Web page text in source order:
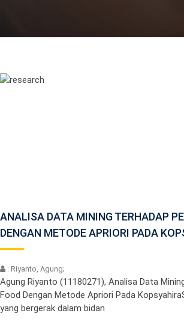
ANALISA DATA MINING TERHADAP
DENGAN METODE APRIORI PADA
: Riyanto, Agung;
Agung Riyanto (11180271), Analisa Data
Food Dengan Metode Apriori Pada
yang bergerak dalam bidan